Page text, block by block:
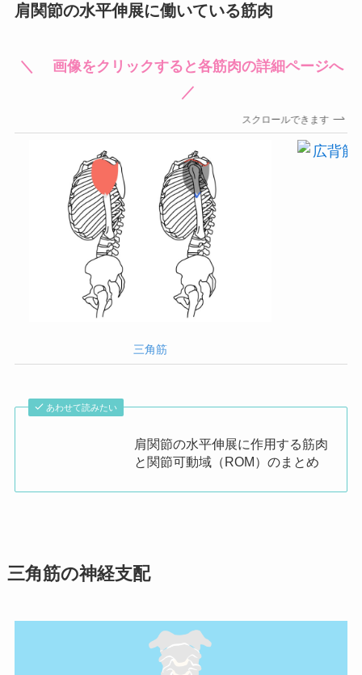
肩関節の水平伸展に働いている筋肉
＼ 画像をクリックすると各筋肉の詳細ページへ
／
スクロールできます
三角筋
あわせて読みたい
肩関節の水平伸展に作用する筋肉
と関節可動域（ROM）のまとめ
三角筋の神経支配